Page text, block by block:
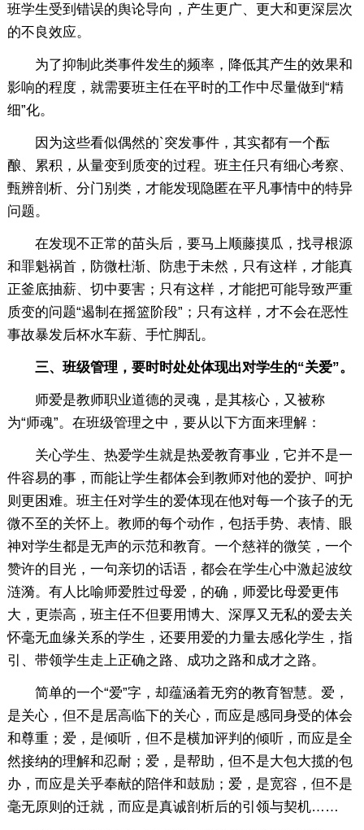
班学生受到错误的舆论导向，产生更广、更大和更深层次
的不良效应。
为了抑制此类事件发生的频率，降低其产生的效果和
影响的程度，就需要班主任在平时的工作中尽量做到“精
细”化。
因为这些看似偶然的`突发事件，其实都有一个酝
酿、累积，从量变到质变的过程。班主任只有细心考察、
甄辨剖析、分门别类，才能发现隐匿在平凡事情中的特异
问题。
在发现不正常的苗头后，要马上顺藤摸瓜，找寻根源
和罪魁祸首，防微杜渐、防患于未然，只有这样，才能真
正釜底抽薪、切中要害；只有这样，才能把可能导致严重
质变的问题“遏制在摇篮阶段”；只有这样，才不会在恶性
事故暴发后杯水车薪、手忙脚乱。
三、班级管理，要时时处处体现出对学生的“关爱”。
师爱是教师职业道德的灵魂，是其核心，又被称
为“师魂”。在班级管理之中，要从以下方面来理解：
关心学生、热爱学生就是热爱教育事业，它并不是一
件容易的事，而能让学生都体会到教师对他的爱护、呵护
则更困难。班主任对学生的爱体现在他对每一个孩子的无
微不至的关怀上。教师的每个动作，包括手势、表情、眼
神对学生都是无声的示范和教育。一个慈祥的微笑，一个
赞许的目光，一句亲切的话语，都会在学生心中激起波纹
涟漪。有人比喻师爱胜过母爱，的确，师爱比母爱更伟
大，更崇高，班主任不但要用博大、深厚又无私的爱去关
怀毫无血缘关系的学生，还要用爱的力量去感化学生，指
引、带领学生走上正确之路、成功之路和成才之路。
简单的一个“爱”字，却蕴涵着无穷的教育智慧。爱，
是关心，但不是居高临下的关心，而应是感同身受的体会
和尊重；爱，是倾听，但不是横加评判的倾听，而应是全
然接纳的理解和忍耐；爱，是帮助，但不是大包大揽的包
办，而应是关乎奉献的陪伴和鼓励；爱，是宽容，但不是
毫无原则的迁就，而应是真诚剖析后的引领与契机……